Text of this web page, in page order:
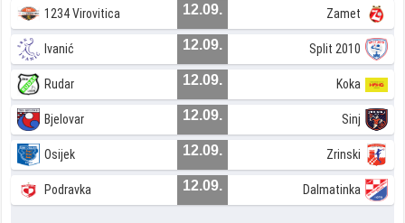
1234 Virovitica 12.09. Zamet
Ivanić 12.09. Split 2010
Rudar 12.09. Koka
Bjelovar 12.09. Sinj
Osijek 12.09. Zrinski
Podravka 12.09. Dalmatinka